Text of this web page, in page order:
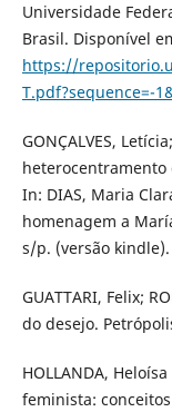
Universidade
Brasil. Disponível
https://
T.pdf?sequence=-
GONÇALVES,
heterocentramento
In: DIAS, Maria
homenagem a
s/p. (versão kindle).
GUATTARI, Felix;
do desejo.
HOLLANDA,
feminista: